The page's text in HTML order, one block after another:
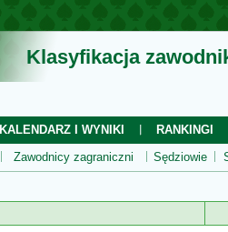
Klasyfikacja
KALENDARZ I WYNIKI RANKINGI
Zawodnicy zagraniczni Sędziowie